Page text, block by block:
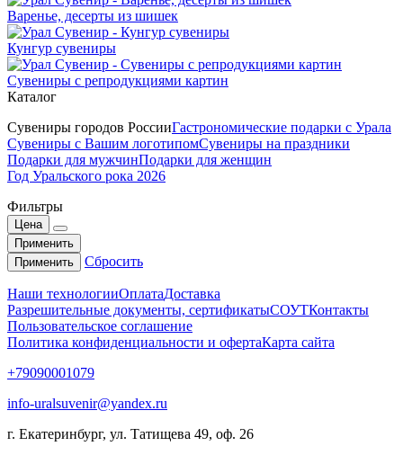
Варенье, десерты из шишек
Кунгур сувениры
Сувениры с репродукциями картин
Каталог
Сувениры городов РоссииГастрономические подарки с Урала
Сувениры с Вашим логотипомСувениры на праздники
Подарки для мужчинПодарки для женщин
Год Уральского рока 2026
Фильтры
Цена
Применить
Применить
Сбросить
Наши технологииОплатаДоставка
Разрешительные документы, сертификатыСОУТКонтакты
Пользовательское соглашение
Политика конфиденциальности и офертаКарта сайта
+79090001079
info-uralsuvenir@yandex.ru
г. Екатеринбург, ул. Татищева 49, оф. 26